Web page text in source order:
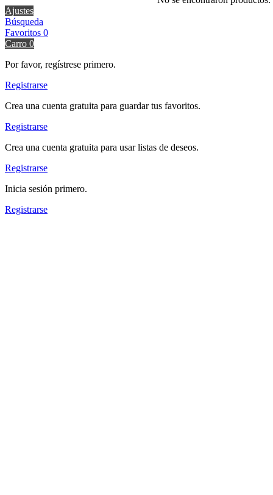
Ajustes
Búsqueda
Favoritos 0
Carro 0
Por favor, regístrese primero.
Registrarse
Crea una cuenta gratuita para guardar tus favoritos.
Registrarse
Crea una cuenta gratuita para usar listas de deseos.
Registrarse
Inicia sesión primero.
Registrarse